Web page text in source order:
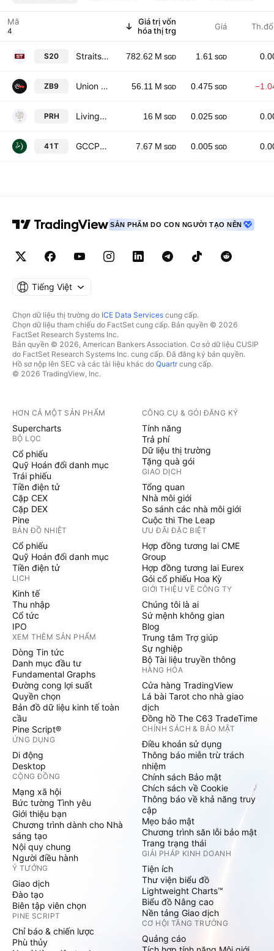
Mã
Giá trị vốn
hóa thị trg
Giá
S20 Straits Trading Co. Ltd. 782.62 M SGD 1.61 SGD
ZB9 Union Steel Holdings Limited 56.11 M SGD 0.475 SGD
PRH Livingstone Health Holdings Limited 16 M SGD 0.025 SGD
41T GCCP Resources Ltd. 7.67 M SGD 0.005 SGD
SẢN PHẨM DO CON NGƯỜI TẠO NÊN
Tiếng Việt
Chọn dữ liệu thị trường do ICE Data Services cung cấp.
Chọn dữ liệu tham chiếu do FactSet cung cấp. Bản quyền © 2026
FactSet Research Systems Inc.
Bản quyền © 2026, American Bankers Association. Cơ sở dữ liệu CUSIP
do FactSet Research Systems Inc. cung cấp. Đã đăng ký bản quyền.
Hồ sơ nộp lên SEC và các tài liệu khác do Quartrcung cấp.
© 2026 TradingView, Inc.
HƠN CẢ MỘT SẢN PHẨM
Supercharts
BỘ LỌC
Cổ phiếu
Quỹ Hoán đổi danh mục
Trái phiếu
Tiền điện tử
Cặp CEX
Cặp DEX
Pine
BẢN ĐỒ NHIỆT
Cổ phiếu
Quỹ Hoán đổi danh mục
Tiền điện tử
LỊCH
Kinh tế
Thu nhập
Cổ tức
IPO
XEM THÊM SẢN PHẨM
Dòng Tin tức
Danh mục đầu tư
Fundamental Graphs
Đường cong lợi suất
Quyền chọn
Bản đồ dữ liệu kinh tế toàn
cầu
Pine Script®
ỨNG DỤNG
Di động
Desktop
CỘNG ĐỒNG
Mạng xã hội
Bức tường Tình yêu
Giới thiệu bạn
Chương trình dành cho Nhà
sáng tạo
Nội quy chung
Người điều hành
Ý TƯỞNG
Giao dịch
Đào tạo
Biên tập viên chọn
PINE SCRIPT
Chỉ báo & chiến lược
Phù thủy
CÔNG CỤ & GÓI ĐĂNG KÝ
Tính năng
Trả phí
Dữ liệu thị trường
Tặng quà gói
GIAO DỊCH
Tổng quan
Nhà môi giới
So sánh các nhà môi giới
Cuộc thi The Leap
ƯU ĐÃI ĐẶC BIỆT
Hợp đồng tương lai CME
Group
Hợp đồng tương lai Eurex
Gói cổ phiếu Hoa Kỳ
GIỚI THIỆU VỀ CÔNG TY
Chúng tôi là ai
Sứ mệnh không gian
Blog
Trung tâm Trợ giúp
Sự nghiệp
Bộ Tài liệu truyền thông
HÀNG HÓA
Cửa hàng TradingView
Lá bài Tarot cho nhà giao
dịch
Đồng hồ The C63 TradeTime
CHÍNH SÁCH & BẢO MẬT
Điều khoản sử dụng
Thông báo miễn trừ trách
nhiệm
Chính sách Bảo mật
Chích sách về Cookie
Thông báo về khả năng truy
cập
Mẹo bảo mật
Chương trình săn lỗi bảo mật
Trang trạng thái
GIẢI PHÁP KINH DOANH
Tiện ích
Thư viện biểu đồ
Lightweight Charts™
Biểu đồ Nâng cao
Nền tảng Giao dịch
CƠ HỘI TĂNG TRƯỞNG
Quảng cáo